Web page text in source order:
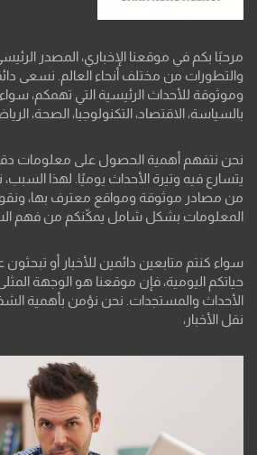
مرحبًا بكم في موقعنا الإخباري، المصدر
والتطورات من مختلف أنحاء العالم. نسعى
وموثوقة للأحداث الرئيسية التي تهمكم،
بالسياسة، الاقتصاد، التكنولوجيا، الصحة،
نحن نتفهم أهمية الحصول على معلومات
يتسارع فيه وتيرة الأحداث يوميًا. لهذا السبب،
من مصادر موثوقة ومواقع معترف بها،
المعلومات بشكل شامل يمكّنكم من فهم
سواء كنتم متابعين دائمين للأخبار أو
حياتكم اليومية، فإن موقعنا هو الوجهة
الأحداث والمستجدات. نحن نؤمن بأهمية
نقل الأخبار،